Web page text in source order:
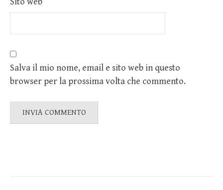
Salva il mio nome, email e sito web in questo
browser per la prossima volta che commento.